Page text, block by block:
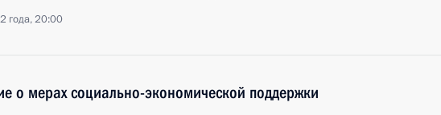
года, 20:00
о мерах социально-экономической поддержки